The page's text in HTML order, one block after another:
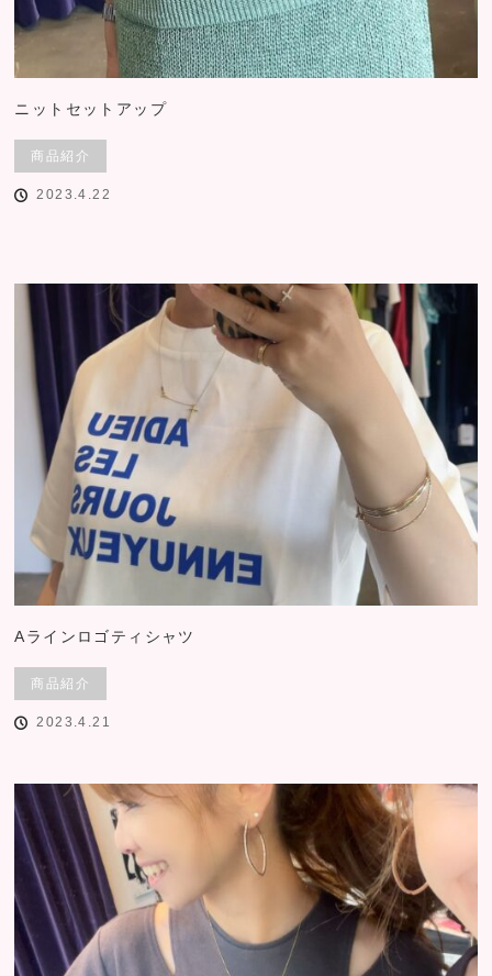
ニットセットアップ
商品紹介
2023.4.22
Aラインロゴティシャツ
商品紹介
2023.4.21